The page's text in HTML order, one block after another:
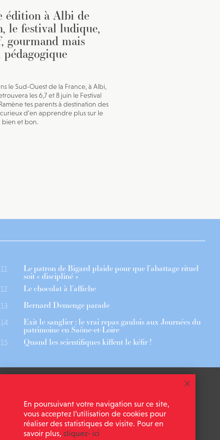
édition à Albi de
le festival ludique,
gourmand mais
pédagogique
le Sud-Ouest de la France, à Albi,
les 6,7 et 8 juin le Festival
tes parents à destination des
d’en apprendre plus sur le
bien et bon.
11 Le patron de Bigard plaide pour que l’abattage rituel
soit « discipliné »
12 Le chocolat à l’affiche
13 Bernard Demenge parade
14 Exit le sanglier : le vrai repas gaulois aux Journées du
patrimoine en Saône-et-Loire
15 Quand les scientifiques kiffent le kéfir !
MENTIONS LÉGALES
En poursuivant votre navigation sur ce site,
vous acceptez l’utilisation de cookies pour
réaliser des statistiques de visite. Pour en
savoir plus, cliquez- ici